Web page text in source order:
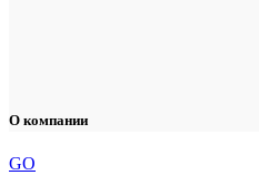
О компании
GO